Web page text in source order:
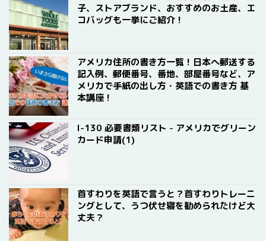
子、ストアブランド、おすすめのお土産、エ
コバッグも一挙にご紹介！
アメリカ住所の書き方一覧！日本へ郵送する
記入例、郵便番号、番地、部屋番号など、ア
メリカで手紙の出し方・英語での書き方 基
本講座！
I-130 必要書類リスト - アメリカでグリーン
カード申請(1)
首すわりを英語で言うと？首すわりトレーニ
ングとして、うつ伏せ寝を勧められたけど大
丈夫？